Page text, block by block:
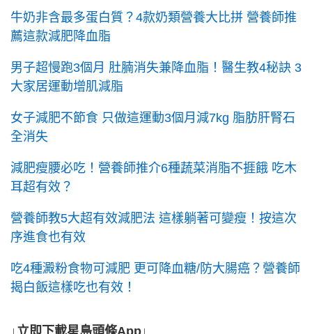
牛奶非含最多蛋白質？4款奶類營養大比拼 營養師推
薦這款減肥降血脂
男子超慢跑3個月 肚腩消失兼降血脂！醫生教4秘訣 3
大家居運動增肌減脂
女子減肥不節食 只做這運動3個月減7kg 脂肪肝腎石
全消失
減肥瘦腰必吃！營養師推介6種蔬菜消脂不捱餓 吃木
耳超有效？
營養師教5大超有效減肥法 這樣躺著可變瘦！按這次
序進食也有效
吃4種澱粉食物可減肥 更可降血糖/防大腸癌？營養師
揭白飯這樣吃也有效！